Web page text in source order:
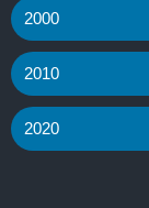
2000
2010
2020